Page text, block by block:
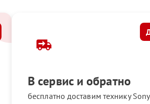
В сервис и обратно
бесплатно доставим технику Sony